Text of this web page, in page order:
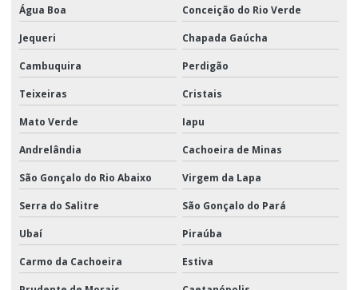
Água Boa Conceição do Rio Verde
Jequeri Chapada Gaúcha
Cambuquira Perdigão
Teixeiras Cristais
Mato Verde Iapu
Andrelândia Cachoeira de Minas
São Gonçalo do Rio Abaixo Virgem da Lapa
Serra do Salitre São Gonçalo do Pará
Ubaí Piraúba
Carmo da Cachoeira Estiva